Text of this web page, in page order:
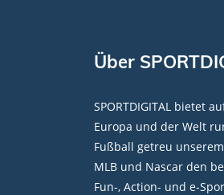
Über
SPORTDIGITAL bietet
Europa und der Welt
Fußball getreu
MLB und Nascar den
Fun-, Action- und e-